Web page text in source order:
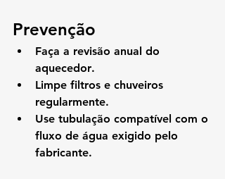
Prevenção
Faça a revisão anual do
aquecedor.
Limpe filtros e chuveiros
regularmente.
Use tubulação compatível com o
fluxo de água exigido pelo
fabricante.